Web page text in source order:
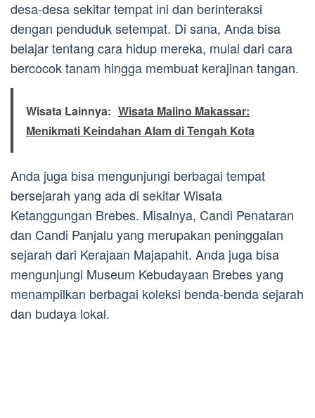
desa-desa sekitar tempat ini dan berinteraksi
dengan penduduk setempat. Di sana, Anda bisa
belajar tentang cara hidup mereka, mulai dari cara
bercocok tanam hingga membuat kerajinan tangan.
Wisata Lainnya: Wisata Malino Makassar:
Menikmati Keindahan Alam di Tengah Kota
Anda juga bisa mengunjungi berbagai tempat
bersejarah yang ada di sekitar Wisata
Ketanggungan Brebes. Misalnya, Candi Penataran
dan Candi Panjalu yang merupakan peninggalan
sejarah dari Kerajaan Majapahit. Anda juga bisa
mengunjungi Museum Kebudayaan Brebes yang
menampilkan berbagai koleksi benda-benda sejarah
dan budaya lokal.